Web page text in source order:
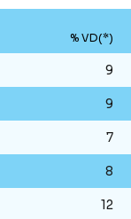
% VD(*)
9
9
7
8
12